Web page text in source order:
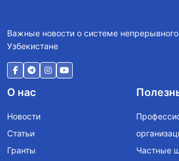
Важные новости о системе
Узбекистане
О нас
Новости
Статьи
Гранты
Частные